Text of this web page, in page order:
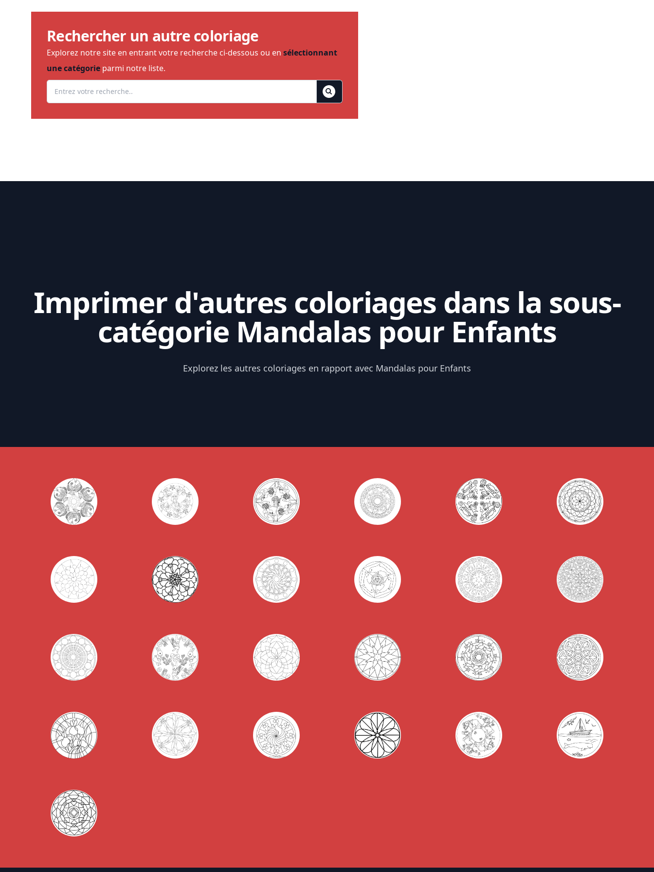
Rechercher un autre coloriage
Explorez notre site en entrant votre recherche ci-dessous ou en sélectionnant
une catégorie parmi notre liste.
Imprimer d'autres coloriages dans la sous-
catégorie Mandalas pour Enfants
Explorez les autres coloriages en rapport avec Mandalas pour Enfants